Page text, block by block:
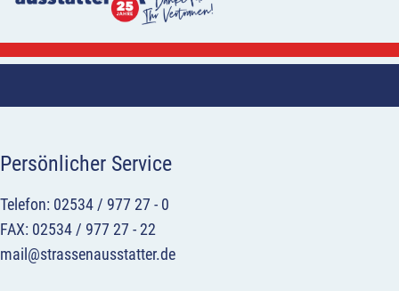
Persönlicher Service
Telefon: 02534 / 977 27 - 0
FAX: 02534 / 977 27 - 22
mail@strassenausstatter.de